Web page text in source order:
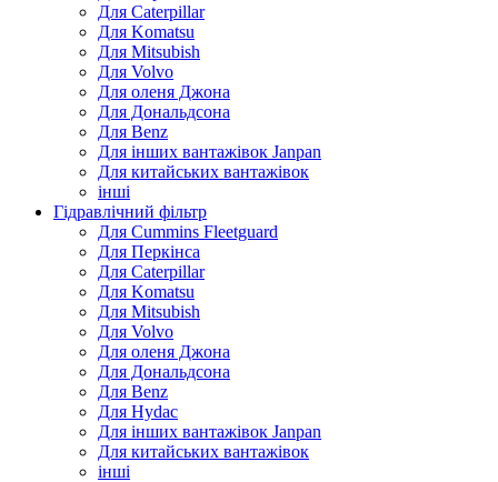
Для Caterpillar
Для Komatsu
Для Mitsubish
Для Volvo
Для оленя Джона
Для Дональдсона
Для Benz
Для інших вантажівок Janpan
Для китайських вантажівок
інші
Гідравлічний фільтр
Для Cummins Fleetguard
Для Перкінса
Для Caterpillar
Для Komatsu
Для Mitsubish
Для Volvo
Для оленя Джона
Для Дональдсона
Для Benz
Для Hydac
Для інших вантажівок Janpan
Для китайських вантажівок
інші